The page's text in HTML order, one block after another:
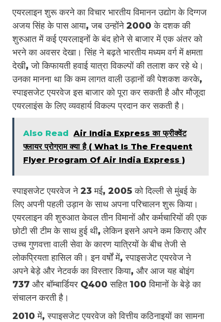
एयरलाइन शुरू करने का विचार भारतीय विमानन उद्योग के दिग्गज
अजय सिंह के पास आया, जब उन्होंने 2000 के दशक की
शुरुआत में कई एयरलाइनों के बंद होने से बाजार में एक अंतर को
भरने का अवसर देखा। सिंह ने बढ़ते भारतीय मध्यम वर्ग में क्षमता
देखी, जो किफायती हवाई यात्रा विकल्पों की तलाश कर रहे थे।
उनका मानना था कि कम लागत वाली उड़ानों की पेशकश करके,
स्पाइसजेट एयरवेज इस बाजार को पूरा कर सकती है और मौजूदा
एयरलाइंस के लिए व्यवहार्य विकल्प प्रदान कर सकती है।
Also Read Air India Express का फ्रीक्वेंट
फ्लायर प्रोग्राम क्या है ( What Is The Frequent
Flyer Program Of Air India Express )
स्पाइसजेट एयरवेज ने 23 मई, 2005 को दिल्ली से मुंबई के
लिए अपनी पहली उड़ान के साथ अपना परिचालन शुरू किया।
एयरलाइन की शुरुआत केवल तीन विमानों और कर्मचारियों की एक
छोटी सी टीम के साथ हुई थी, लेकिन इसने अपने कम किराए और
उच्च गुणवत्ता वाली सेवा के कारण यात्रियों के बीच तेजी से
लोकप्रियता हासिल की। इन वर्षों में, स्पाइसजेट एयरवेज ने
अपने बेड़े और नेटवर्क का विस्तार किया, और आज यह बोइंग
737 और बॉम्बार्डियर Q400 सहित 100 विमानों के बेड़े का
संचालन करती है।
2010 में, स्पाइसजेट एयरवेज को वित्तीय कठिनाइयों का सामना